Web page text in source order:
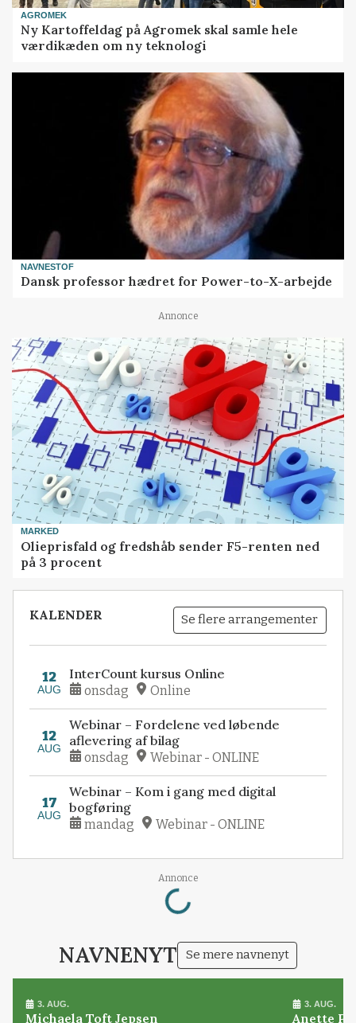
AGROMEK
Ny Kartoffeldag på Agromek skal samle hele
værdikæden om ny teknologi
NAVNESTOF
Dansk professor hædret for Power-to-X-arbejde
Annonce
MARKED
Olieprisfald og fredshåb sender F5-renten ned
på 3 procent
KALENDER Se flere arrangementer
12
AUG
InterCount kursus Online
onsdag Online
12
AUG
Webinar – Fordelene ved løbende
aflevering af bilag
onsdag Webinar - ONLINE
17
AUG
Webinar – Kom i gang med digital
bogføring
mandag Webinar - ONLINE
Annonce
Loading...
NAVNENYT Se mere navnenyt
3. AUG.
Michaela Toft Jepsen
3. AUG.
Anette